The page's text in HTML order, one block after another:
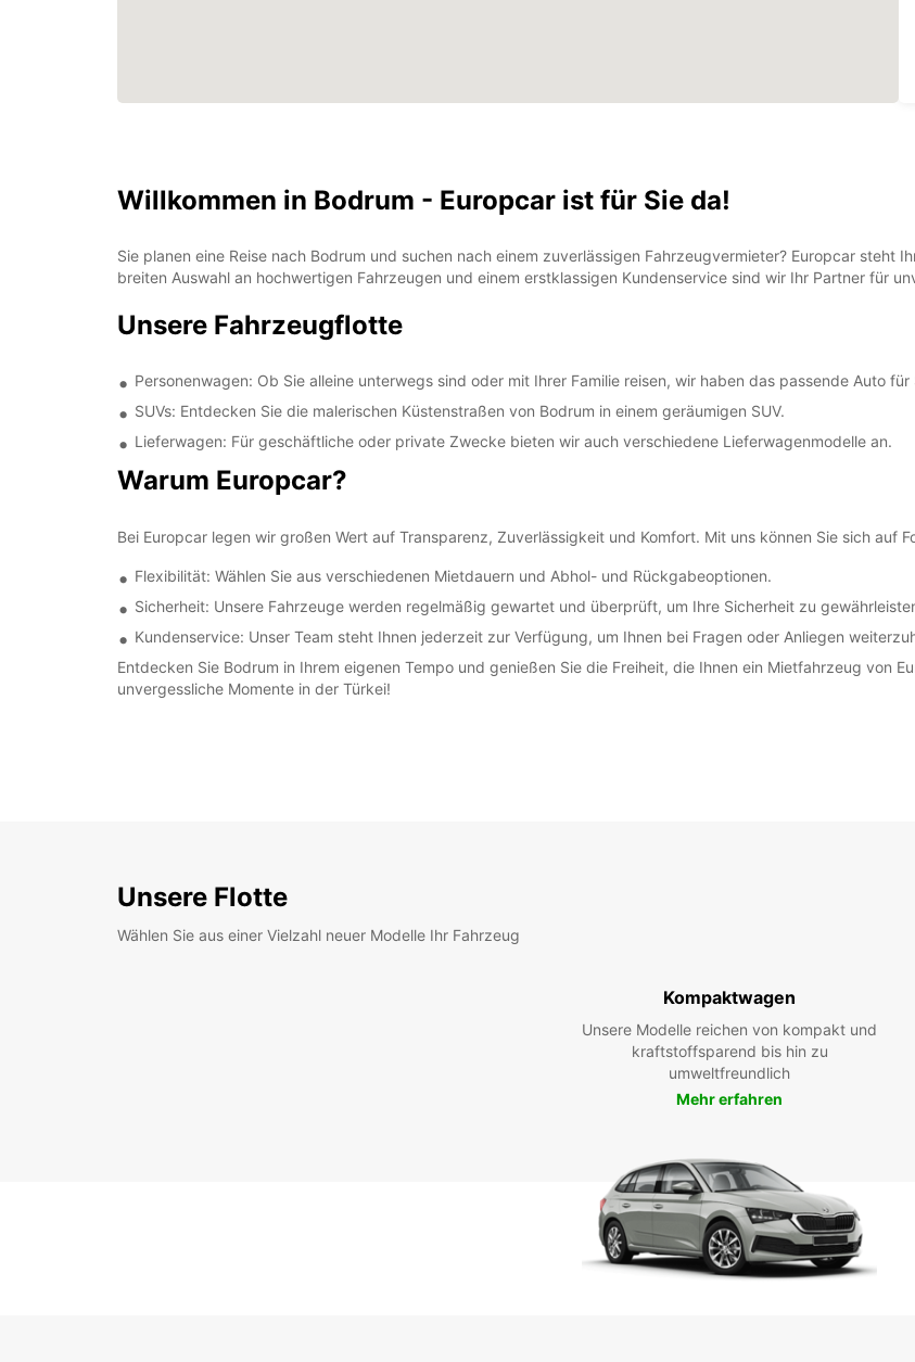
Willkommen in Bodrum - Europcar ist für Sie da!
Sie planen eine Reise nach Bodrum und suchen nach einem zuverlässigen Fahrzeugvermieter? Europcar steht
breiten Auswahl an hochwertigen Fahrzeugen und einem erstklassigen Kundenservice sind wir Ihr Partner für
Unsere Fahrzeugflotte
Personenwagen: Ob Sie alleine unterwegs sind oder mit Ihrer Familie reisen, wir haben das passende Auto für
SUVs: Entdecken Sie die malerischen Küstenstraßen von Bodrum in einem geräumigen SUV.
Lieferwagen: Für geschäftliche oder private Zwecke bieten wir auch verschiedene Lieferwagenmodelle an.
Warum Europcar?
Bei Europcar legen wir großen Wert auf Transparenz, Zuverlässigkeit und Komfort. Mit uns können Sie sich auf
Flexibilität: Wählen Sie aus verschiedenen Mietdauern und Abhol- und Rückgabeoptionen.
Sicherheit: Unsere Fahrzeuge werden regelmäßig gewartet und überprüft, um Ihre Sicherheit zu
Kundenservice: Unser Team steht Ihnen jederzeit zur Verfügung, um Ihnen bei Fragen oder Anliegen
Entdecken Sie Bodrum in Ihrem eigenen Tempo und genießen Sie die Freiheit, die Ihnen ein Mietfahrzeug von
unvergessliche Momente in der Türkei!
Unsere Flotte
Wählen Sie aus einer Vielzahl neuer Modelle Ihr Fahrzeug
Kompaktwagen
Unsere Modelle reichen von kompakt und
kraftstoffsparend bis hin zu
umweltfreundlich
Mehr erfahren